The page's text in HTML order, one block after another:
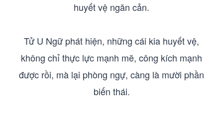
huyết vệ ngăn cản.
Tử U Ngữ phát hiện, những cái kia huyết vệ,
không chỉ thực lực mạnh mẽ, công kích mạnh
được rồi, mà lại phòng ngự, càng là mười phần
biến thái.